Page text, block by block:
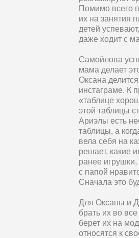
Помимо всего
их на занятия
детей
даже ходит с
Самойлова
мама делает
Оксана
инстаграме. К
«таблице
этой таблицы
Ариэлы есть
таблицы, а
вела себя на
решает, какие
ранее
с папой
Сначала это
Для Оксаны и
брать их во
берет их на
относятся к